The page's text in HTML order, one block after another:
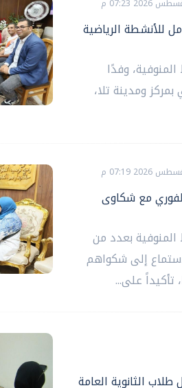
للأنشطة الرياضية
وفدًا
ومدينة تلا،
مع شكاوى
المنوفية بعدد من
إلى شكواهم
تأكيداً على...
الثانوية العامة